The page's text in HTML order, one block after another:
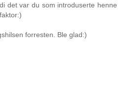
det var du som introduserte henne
forresten. Ble glad:)